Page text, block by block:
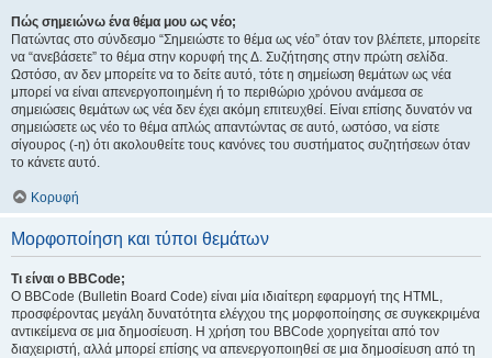
Πώς σημειώνω ένα θέμα μου ως νέο;
Πατώντας στο σύνδεσμο “Σημειώστε το θέμα ως νέο” όταν τον βλέπετε, μπορείτε
να “ανεβάσετε” το θέμα στην κορυφή της Δ. Συζήτησης στην πρώτη σελίδα.
Ωστόσο, αν δεν μπορείτε να το δείτε αυτό, τότε η σημείωση θεμάτων ως νέα
μπορεί να είναι απενεργοποιημένη ή το περιθώριο χρόνου ανάμεσα σε
σημειώσεις θεμάτων ως νέα δεν έχει ακόμη επιτευχθεί. Είναι επίσης δυνατόν να
σημειώσετε ως νέο το θέμα απλώς απαντώντας σε αυτό, ωστόσο, να είστε
σίγουρος (-η) ότι ακολουθείτε τους κανόνες του συστήματος συζητήσεων όταν
το κάνετε αυτό.
Κορυφή
Μορφοποίηση και τύποι θεμάτων
Τι είναι ο BBCode;
Ο BBCode (Bulletin Board Code) είναι μία ιδιαίτερη εφαρμογή της HTML,
προσφέροντας μεγάλη δυνατότητα ελέγχου της μορφοποίησης σε συγκεκριμένα
αντικείμενα σε μια δημοσίευση. Η χρήση του BBCode χορηγείται από τον
διαχειριστή, αλλά μπορεί επίσης να απενεργοποιηθεί σε μια δημοσίευση από τη